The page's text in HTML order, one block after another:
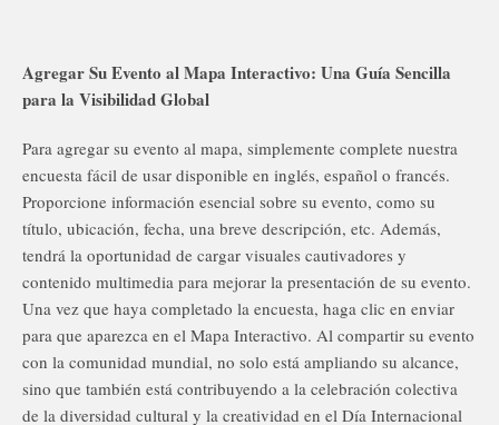
Agregar Su Evento al Mapa Interactivo: Una Guía Sencilla
para la Visibilidad Global
Para agregar su evento al mapa, simplemente complete nuestra
encuesta fácil de usar disponible en inglés, español o francés.
Proporcione información esencial sobre su evento, como su
título, ubicación, fecha, una breve descripción, etc. Además,
tendrá la oportunidad de cargar visuales cautivadores y
contenido multimedia para mejorar la presentación de su evento.
Una vez que haya completado la encuesta, haga clic en enviar
para que aparezca en el Mapa Interactivo. Al compartir su evento
con la comunidad mundial, no solo está ampliando su alcance,
sino que también está contribuyendo a la celebración colectiva
de la diversidad cultural y la creatividad en el Día Internacional